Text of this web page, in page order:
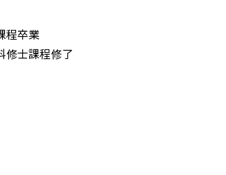
程卒業
士課程修了